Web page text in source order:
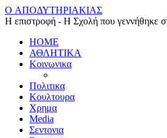
O ΑΠΟΔΥΤΗΡΙΑΚΙΑΣ
Η επιστροφή - Η Σχολή που
HOME
ΑΘΛΗΤΙΚΑ
Κοινωνικα
Πολιτικα
Κουλτουρα
Χρημα
Media
Σεντονια